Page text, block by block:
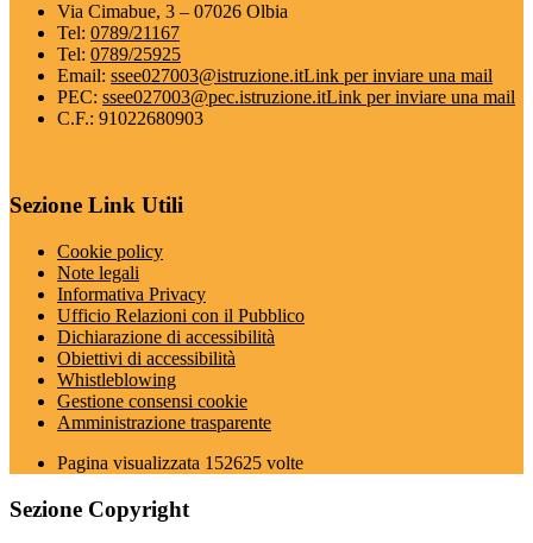
Via Cimabue, 3 – 07026 Olbia
Tel: 0789/21167
Tel: 0789/25925
Email: ssee027003@istruzione.itLink per inviare una mail
PEC: ssee027003@pec.istruzione.itLink per inviare una mail
C.F.: 91022680903
Sezione Link Utili
Cookie policy
Note legali
Informativa Privacy
Ufficio Relazioni con il Pubblico
Dichiarazione di accessibilità
Obiettivi di accessibilità
Whistleblowing
Gestione consensi cookie
Amministrazione trasparente
Pagina visualizzata 152625 volte
Sezione Copyright